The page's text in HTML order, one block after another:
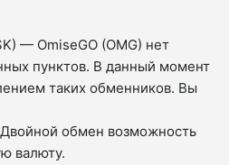
— OmiseGO (OMG) нет
пунктов. В данный момент
таких обменников. Вы
обмен возможность
валюту.